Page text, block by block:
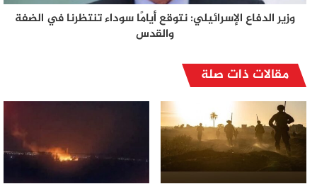
وزير الدفاع الإسرائيلي: نتوقع أيامًا سوداء تنتظرنا في الضفة
والقدس
مقالات ذات صلة